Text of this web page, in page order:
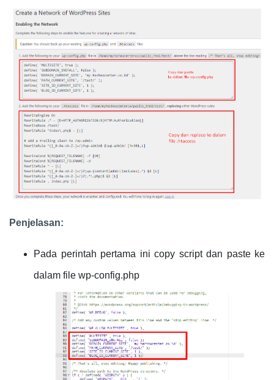
Penjelasan:
Pada perintah pertama ini copy script dan paste ke
dalam file wp-config.php